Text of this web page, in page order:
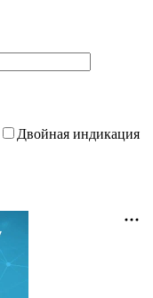
Двойная индикация